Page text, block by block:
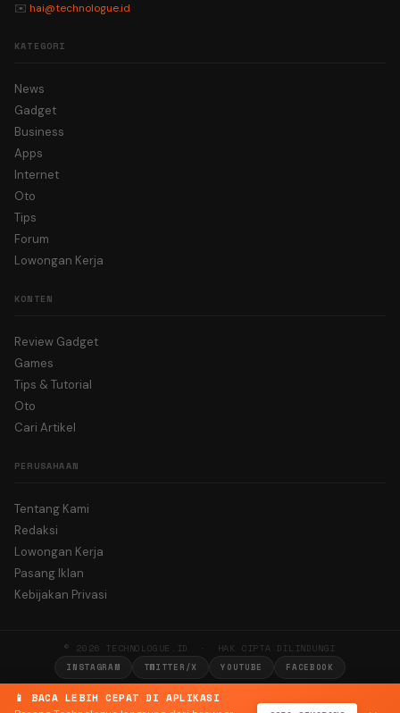
📱 BACA LEBIH CEPAT DI APLIKASI
✉️ hai@technologue.id
KATEGORI
News
Gadget
Business
Apps
Internet
Oto
Tips
Forum
Lowongan Kerja
KONTEN
Review Gadget
Games
Tips & Tutorial
Oto
Cari Artikel
PERUSAHAAN
Tentang Kami
Redaksi
Lowongan Kerja
Pasang Iklan
Kebijakan Privasi
© 2026 TECHNOLOGUE.ID · HAK CIPTA DILINDUNGI
INSTAGRAM TWITTER/X YOUTUBE FACEBOOK